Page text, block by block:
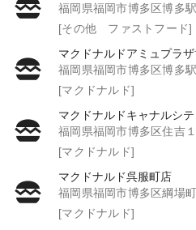
福岡県福岡市博多区博多
[その他 ファストフード]
マクドナルドアミュプラ
福岡県福岡市博多区博多駅中
[マクドナルド]
マクドナルドキャナルシ
福岡県福岡市博多区住吉１－
[マクドナルド]
マクドナルド呉服町店
福岡県福岡市博多区綱場町２
[マクドナルド]